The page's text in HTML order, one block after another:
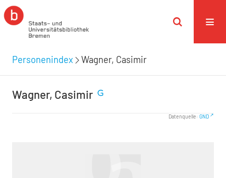
Personenindex Wagner, Casimir
Wagner, Casimir
Datenquelle: GND